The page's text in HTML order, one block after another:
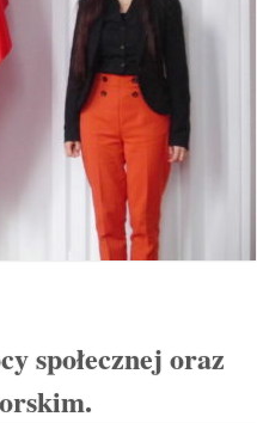
społecznej oraz